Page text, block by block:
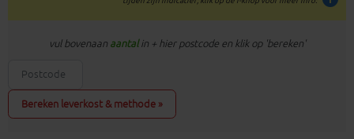
vul bovenaan aantalin + hier postcode en klik op 'bereken'
Bereken leverkost & methode »